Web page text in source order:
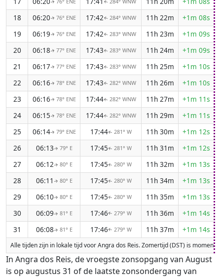
↑ ↑
18
06:20↑ 76° ENE 17:42↑ 284° WNW 11h 22m
+1m 08s
19
06:19↑ 76° ENE 17:42↑ 283° WNW 11h 23m
+1m 09s
20
06:18↑ 77° ENE 17:43↑ 283° WNW 11h 24m
+1m 09s
21
06:17↑ 77° ENE 17:43↑ 283° WNW 11h 25m
+1m 10s
22
06:16↑ 78° ENE 17:43↑ 282° WNW 11h 26m
+1m 10s
23
06:16↑ 78° ENE 17:44↑ 282° WNW 11h 27m
+1m 11s
24
06:15↑ 78° ENE 17:44↑ 282° WNW 11h 29m
+1m 11s
25
06:14↑ 79° ENE 17:44↑ 281° W 11h 30m
+1m 12s
26
06:13↑ 79° E 17:45↑ 281° W 11h 31m
+1m 12s
27
06:12↑ 80° E 17:45↑ 280° W 11h 32m
+1m 13s
28
06:11 ↑ 80° E 17:45↑ 280° W 11h 34m
+1m 13s
29
06:10↑ 80° E 17:45↑ 280° W 11h 35m
+1m 13s
30
06:09↑ 81° E 17:46↑ 279° W 11h 36m
+1m 14s
31
06:08↑ 81° E 17:46↑ 279° W 11h 37m +1m 14s
Alle tijden zijn in lokale tijd voor Angra dos Reis. Zomertijd (DST) is
In Angra dos Reis, de vroegste zonsopgang van August
is op augustus 31 of de laatste zonsondergang van